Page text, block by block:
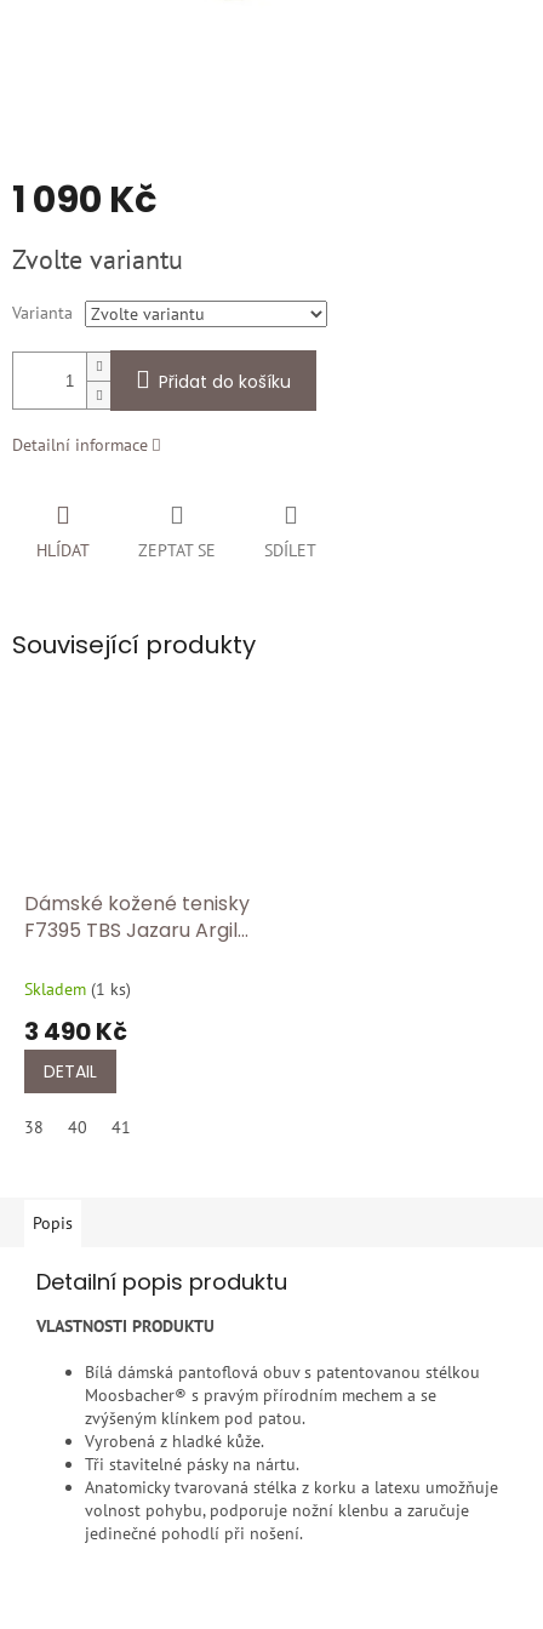
1 090 Kč
cena:
Zvolte variantu
Varianta
Přidat do košíku
Detailní informace
ZEPTAT SE
HLÍDAT SDÍLET
Související produkty
Dámské kožené tenisky
F7395 TBS Jazaru Argile
komfort
Skladem (1 ks)
3 490 Kč
DETAIL
38 40 41
Popis
Detailní popis produktu
VLASTNOSTI PRODUKTU
Bílá dámská pantoflová obuv s patentovanou stélkou
Moosbacher® s pravým přírodním mechem a se
zvýšeným klínkem pod patou.
Vyrobená z hladké kůže.
Tři stavitelné pásky na nártu.
Anatomicky tvarovaná stélka z korku a latexu umožňuje
volnost pohybu, podporuje nožní klenbu a zaručuje
jedinečné pohodlí při nošení.